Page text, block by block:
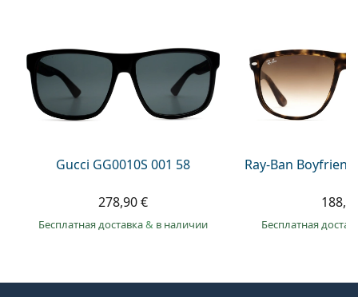
Gucci GG0010S 001 58
278,90 €
Бесплатная доставка& в наличии
Ray-Ban
Бесплатная